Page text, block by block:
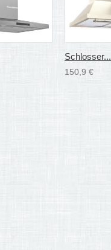
Schlosser...
150,9 €